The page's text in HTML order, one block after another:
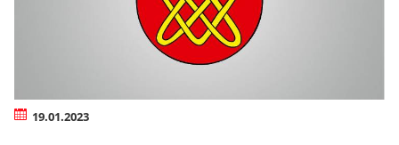
19.01.2023